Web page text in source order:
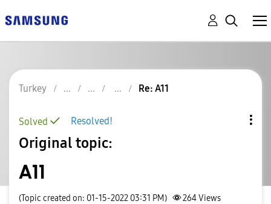
Turkey Re: A11
Resolved!
Solved
Original topic:
A11
(Topic created on: 01-15-2022 03:31 PM) 264Views